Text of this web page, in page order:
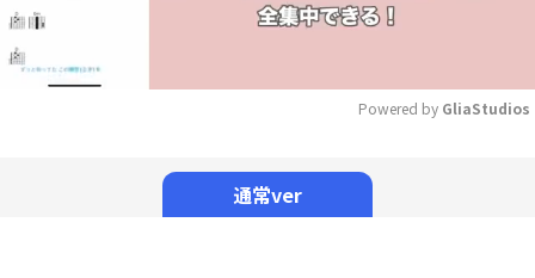
Powered by GliaStudios
通常ver